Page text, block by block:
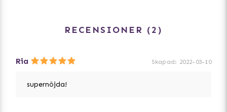
RECENSIONER 2
Ria Skapad: 2022-03-10
supernöjda!